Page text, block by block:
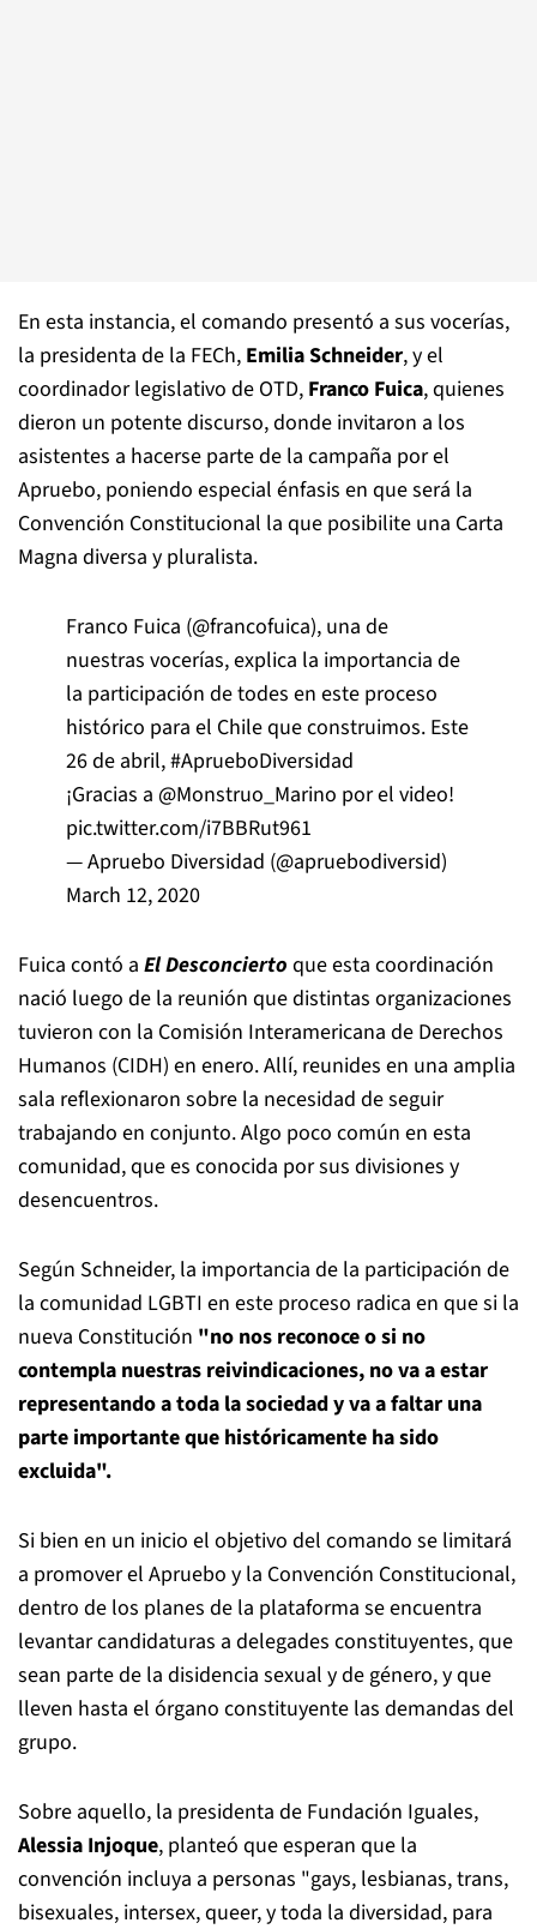
En esta instancia, el comando presentó a sus vocerías,
la presidenta de la FECh, Emilia Schneider, y el
coordinador legislativo de OTD, Franco Fuica, quienes
dieron un potente discurso, donde invitaron a los
asistentes a hacerse parte de la campaña por el
Apruebo, poniendo especial énfasis en que será la
Convención Constitucional la que posibilite una Carta
Magna diversa y pluralista.
Franco Fuica (@francofuica), una de
nuestras vocerías, explica la importancia de
la participación de todes en este proceso
histórico para el Chile que construimos. Este
26 de abril,#AprueboDiversidad
¡Gracias a @Monstruo_Marino por el video!
pic.twitter.com/i7BBRut961
— Apruebo Diversidad (@apruebodiversid)
March 12, 2020
Fuica contó a El Desconcierto que esta coordinación
nació luego de la reunión que distintas organizaciones
tuvieron con la Comisión Interamericana de Derechos
Humanos (CIDH) en enero. Allí, reunides en una amplia
sala reflexionaron sobre la necesidad de seguir
trabajando en conjunto. Algo poco común en esta
comunidad, que es conocida por sus divisiones y
desencuentros.
Según Schneider, la importancia de la participación de
la comunidad LGBTI en este proceso radica en que si la
nueva Constitución "no nos reconoce o si no
contempla nuestras reivindicaciones, no va a estar
representando a toda la sociedad y va a faltar una
parte importante que históricamente ha sido
excluida".
Si bien en un inicio el objetivo del comando se limitará
a promover el Apruebo y la Convención Constitucional,
dentro de los planes de la plataforma se encuentra
levantar candidaturas a delegades constituyentes, que
sean parte de la disidencia sexual y de género, y que
lleven hasta el órgano constituyente las demandas del
grupo.
Sobre aquello, la presidenta de Fundación Iguales,
Alessia Injoque, planteó que esperan que la
convención incluya a personas "gays, lesbianas, trans,
bisexuales, intersex, queer, y toda la diversidad, para